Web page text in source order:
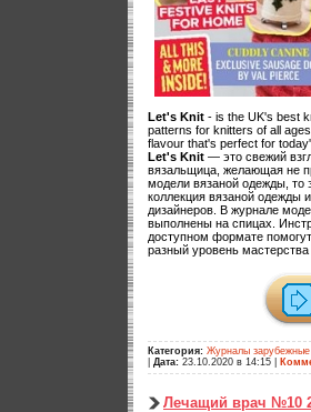
Let's Knit - is the UK's best
patterns for knitters of all
flavour that's perfect for
Let's Knit — это свежий
вязальщица, желающая не
модели вязаной одежды, то
коллекция вязаной одежды
дизайнеров. В журнале
выполнены на спицах.
доступном формате
разный уровень
Категория: Журналы зарубежные
Дата: 23.10.2020 в 14:15
Лечащий врач №10